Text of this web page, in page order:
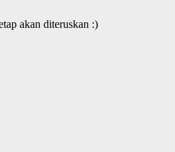
akan diteruskan :)